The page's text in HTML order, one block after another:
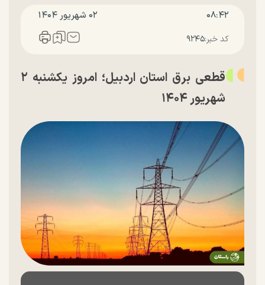
۰۸:۴۲ ۰۲ شهريور ۱۴۰۴
کد خبر:۹۲۴۵
قطعی برق استان اردبیل؛ امروز یکشنبه ۲
شهریور ۱۴۰۴